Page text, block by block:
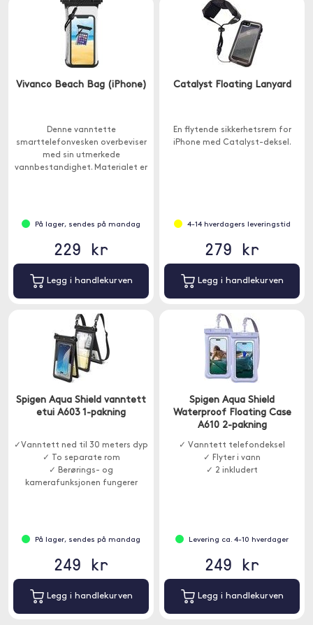
Vivanco Beach Bag (iPhone)
Denne vanntette
smarttelefonvesken overbeviser
med sin utmerkede
vannbestandighet. Materialet er
På lager, sendes på mandag
229 kr
Legg i handlekurven
Catalyst Floating Lanyard
En flytende sikkerhetsrem for
iPhone med Catalyst-deksel.
4-14 hverdagers leveringstid
279 kr
Legg i handlekurven
Spigen Aqua Shield vanntett
etui A603 1-pakning
✓Vanntett ned til 30 meters dyp
✓ To separate rom
✓ Berørings- og
kamerafunksjonen fungerer
På lager, sendes på mandag
249 kr
Legg i handlekurven
Spigen Aqua Shield
Waterproof Floating Case
A610 2-pakning
✓ Vanntett telefondeksel
✓ Flyter i vann
✓ 2 inkludert
Levering ca. 4-10 hverdager
249 kr
Legg i handlekurven